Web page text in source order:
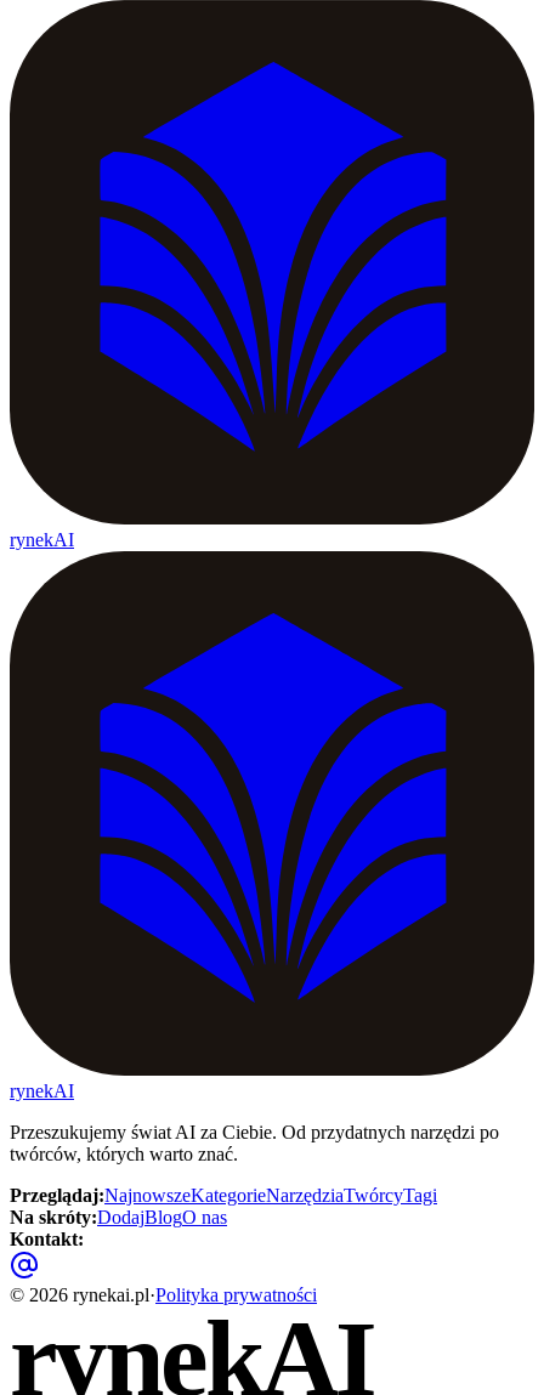
rynekAI
rynekAI
Przeszukujemy świat AI za Ciebie. Od przydatnych narzędzi po
twórców, których warto znać.
Przeglądaj:NajnowszeKategorieNarzędziaTwórcyTagi
Na skróty:DodajBlogO nas
Kontakt:
© 2026 rynekai.pl·Polityka prywatności
rynekAI